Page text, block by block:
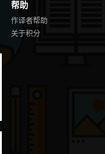
帮助
作译者帮助
关于积分